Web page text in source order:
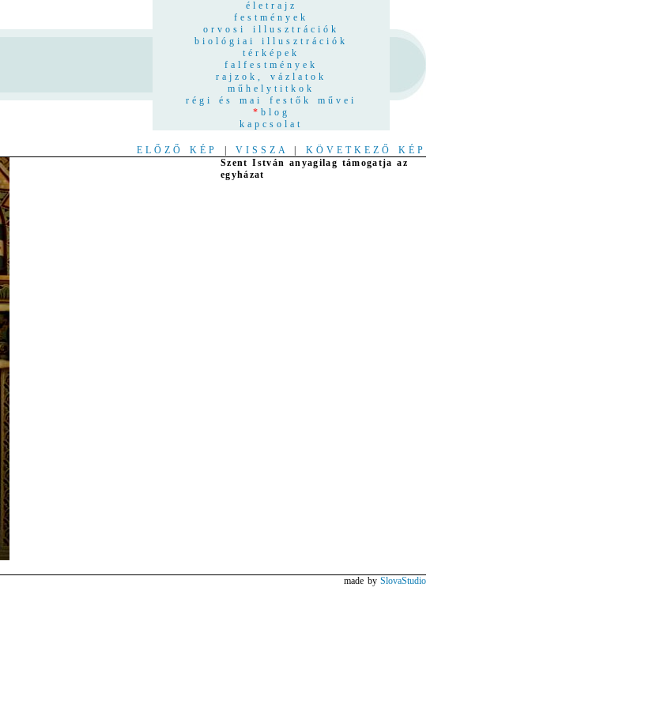
életrajz
festmények
orvosi illusztrációk
biológiai illusztrációk
térképek
falfestmények
rajzok, vázlatok
műhelytitkok
régi és mai festők művei
* blog
kapcsolat
ELŐZŐ KÉP VISSZA
KÖVETKEZŐ KÉP
Szent István anyagilag támogatja az
egyházat
made by SlovaStudio